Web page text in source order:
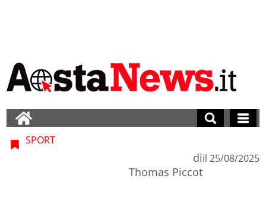
SPORT
di
Thomas Piccot
il 25/08/2025